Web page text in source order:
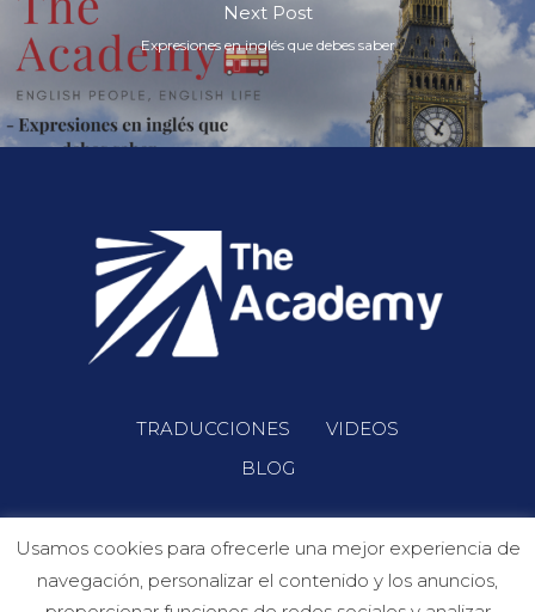
Next Post
Expresiones en inglés que debes saber
TRADUCCIONES
VIDEOS
BLOG
Usamos cookies para ofrecerle una mejor experiencia de
navegación, personalizar el contenido y los anuncios,